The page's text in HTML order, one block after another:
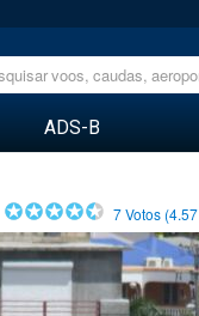
ADS-B
7Votos (4.57